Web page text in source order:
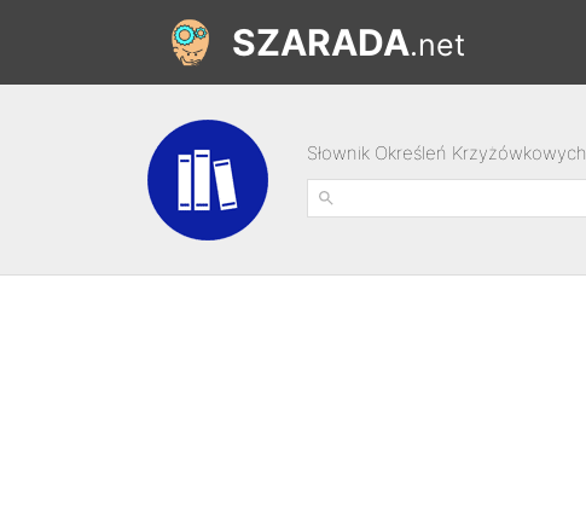
SZARADA.net
Słownik Określeń Krzyżówkowych